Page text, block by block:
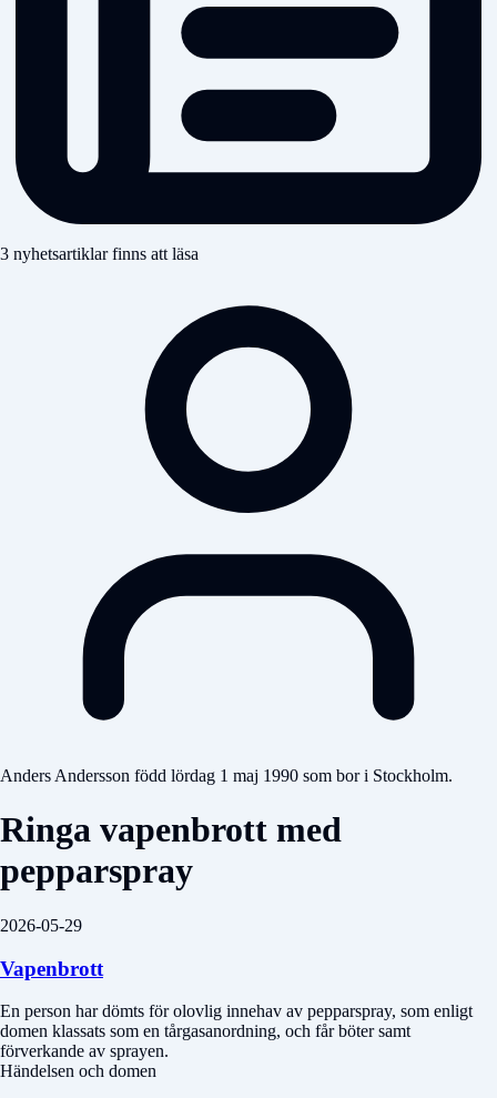
3 nyhetsartiklar finns att läsa
Anders Andersson född lördag 1 maj 1990 som bor i Stockholm.
Ringa vapenbrott med
pepparspray
2026-05-29
Vapenbrott
En person har dömts för olovlig innehav av pepparspray, som enligt
domen klassats som en tårgasanordning, och får böter samt
förverkande av sprayen.
Händelsen och domen